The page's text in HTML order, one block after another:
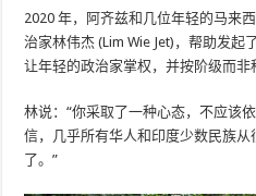
2020 年，阿齐兹和几位年轻的马来
治家林伟杰 (Lim Wie Jet)，帮助发起
让年轻的政治家掌权，并按阶级而非
林说：“你采取了一种心态，不应该
信，几乎所有华人和印度少数民族
了。”